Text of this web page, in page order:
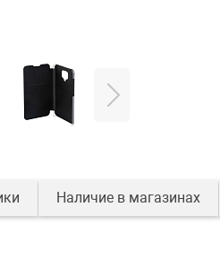
Наличие в магазинах